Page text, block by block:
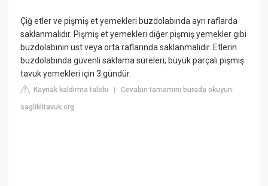
Çiğ etler ve pişmiş et yemekleri buzdolabında ayrı raflarda
saklanmalıdır. Pişmiş et yemekleri diğer pişmiş yemekler gibi
buzdolabının üst veya orta raflarında saklanmalıdır. Etlerin
buzdolabında güvenli saklama süreleri; büyük parçalı pişmiş
tavuk yemekleri için 3 gündür.
Kaynak kaldırma talebi |Cevabın tamamını burada okuyun:
sagliklitavuk.org